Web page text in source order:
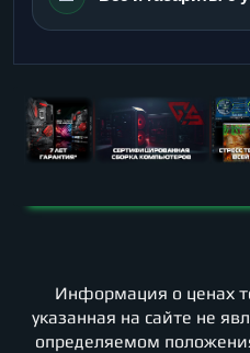
Информация о ценах
указанная на сайте не
определяемом